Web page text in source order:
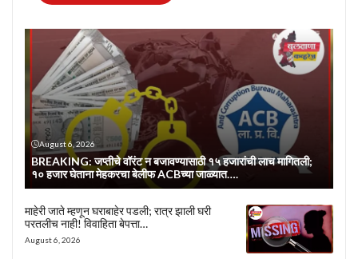
August 6, 2026
BREAKING: जप्तीचे वॉरंट न बजावण्यासाठी १५ हजारांची लाच मागितली;
१० हजार घेताना मेहकरचा बेलीफ ACBच्या जाळ्यात….
माहेरी जाते म्हणून घराबाहेर पडली; रात्र झाली घरी
परतलीच नाही! विवाहिता बेपत्ता…
August 6, 2026